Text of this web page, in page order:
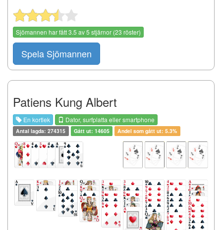
Sjömannen har fått3.5 av5 stjärnor (23 röster)
Spela Sjömannen
Patiens Kung Albert
En kortlek Dator, surfplatta eller smartphone
Antal lagda: 274315 Gått ut: 14605 Andel som gått ut: 5.3%